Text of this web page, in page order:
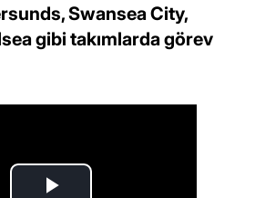
Swansea City,
gibi takımlarda görev